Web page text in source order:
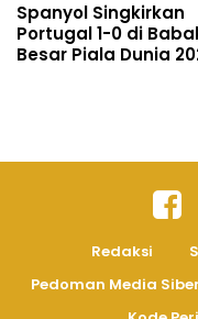
Spanyol Singkirkan
Portugal 1-0 di
Besar Piala Dunia
Redaksi
Pedoman Media Siber